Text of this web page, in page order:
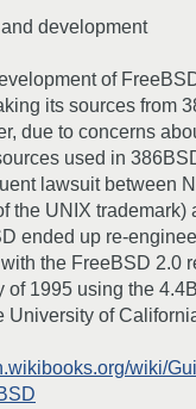
development
of
its sources from
due to concerns
used in
lawsuit between
the UNIX trademark)
ended up re-
the FreeBSD 2.0
of 1995 using the
University of
wiki/